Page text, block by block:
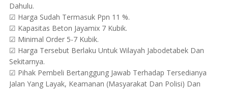
Dahulu.
☑ Harga Sudah Termasuk Ppn 11 %.
☑ Kapasitas Beton Jayamix 7 Kubik.
☑ Minimal Order 5-7 Kubik.
☑ Harga Tersebut Berlaku Untuk Wilayah Jabodetabek Dan
Sekitarnya.
☑ Pihak Pembeli Bertanggung Jawab Terhadap Tersedianya
Jalan Yang Layak, Keamanan (Masyarakat Dan Polisi) Dan